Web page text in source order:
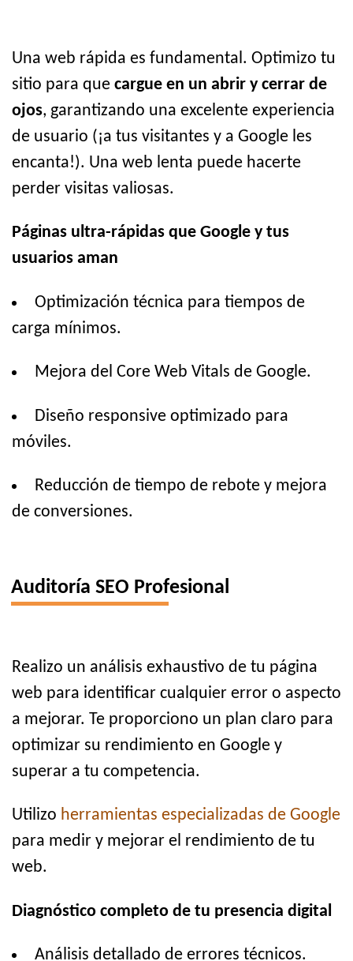
Una web rápida es fundamental. Optimizo tu
sitio para que cargue en un abrir y cerrar de
ojos, garantizando una excelente experiencia
de usuario (¡a tus visitantes y a Google les
encanta!). Una web lenta puede hacerte
perder visitas valiosas.
Páginas ultra-rápidas que Google y tus
usuarios aman
Optimización técnica para tiempos de
carga mínimos.
Mejora del Core Web Vitals de Google.
Diseño responsive optimizado para
móviles.
Reducción de tiempo de rebote y mejora
de conversiones.
Auditoría SEO Profesional
Realizo un análisis exhaustivo de tu página
web para identificar cualquier error o aspecto
a mejorar. Te proporciono un plan claro para
optimizar su rendimiento en Google y
superar a tu competencia.
Utilizo herramientas especializadas de Google
para medir y mejorar el rendimiento de tu
web.
Diagnóstico completo de tu presencia digital
Análisis detallado de errores técnicos.